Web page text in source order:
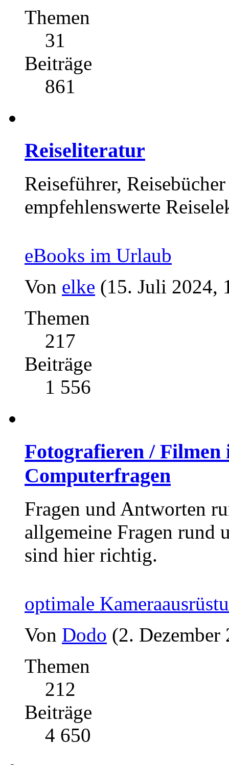
Themen
31
Beiträge
861
Reiseliteratur
Reiseführer,
empfehlenswerte
eBooks im Urlaub
Von elke (15. Juli 2024,
Themen
217
Beiträge
1 556
Fotografieren /
Computerfragen
Fragen und Antworten
allgemeine Fragen rund
sind hier richtig.
optimale
Von Dodo (2.
Themen
212
Beiträge
4 650